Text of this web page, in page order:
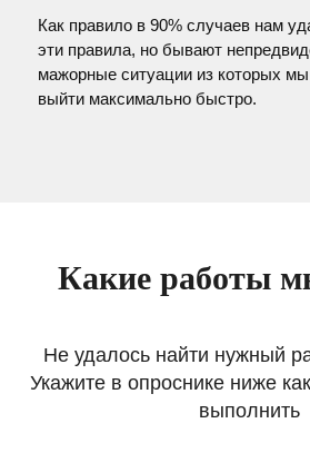
Как правило в 90% случаев нам
эти правила, но бывают
мажорные ситуации из которых
выйти максимально быстро.
Какие работы
Не удалось найти нужный
Укажите в опроснике ниже
выполнить